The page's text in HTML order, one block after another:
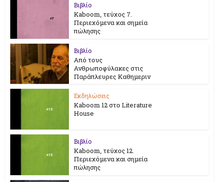
Βιβλίο
Kaboom, τεύχος 7.
Περιεχόμενα και σημεία
πώλησης
Βιβλίο
Από τους
Ανθρωποφύλακες στις
Παράπλευρες Καθημεριν
Εκδηλώσεις
Kaboom 12 στο Literature
House
Βιβλίο
Kaboom, τεύχος 12.
Περιεχόμενα και σημεία
πώλησης